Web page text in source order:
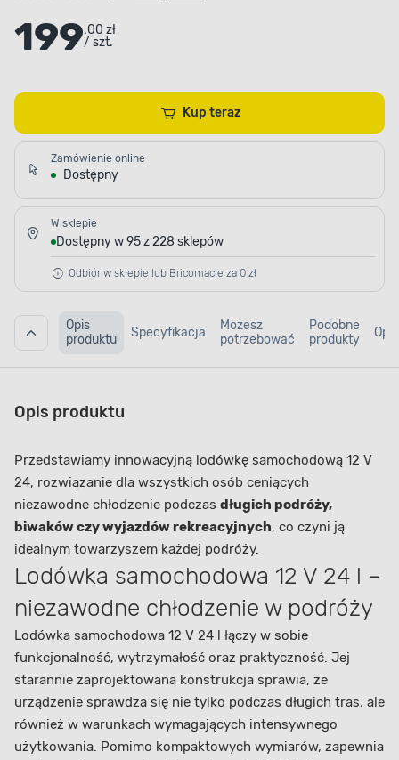
199.00 zł
/ szt.
Kup teraz
Zamówienie online
Dostępny
W sklepie
Dostępny w 95 z 228 sklepów
Odbiór w sklepie lub Bricomacie za 0 zł
Opis
produktu
Specyfikacja
Możesz
potrzebować
Podobne
produkty
Opis produktu
Przedstawiamy innowacyjną lodówkę samochodową 12 V
24, rozwiązanie dla wszystkich osób ceniących
niezawodne chłodzenie podczas długich podróży,
biwaków czy wyjazdów rekreacyjnych, co czyni ją
idealnym towarzyszem każdej podróży.
Lodówka samochodowa 12 V 24 l –
niezawodne chłodzenie w podróży
Lodówka samochodowa 12 V 24 l łączy w sobie
funkcjonalność, wytrzymałość oraz praktyczność. Jej
starannie zaprojektowana konstrukcja sprawia, że
urządzenie sprawdza się nie tylko podczas długich tras, ale
również w warunkach wymagających intensywnego
użytkowania. Pomimo kompaktowych wymiarów, zapewnia